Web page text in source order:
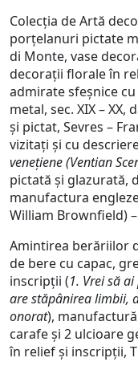
Colecția de Artă
porțelanuri pictate
di Monte, vase
decorații florale în
admirate sfeșnice
metal, sec. XIX –
și pictat, Sevres –
vizitați și cu
venețiene (Ventian
pictată și glazurată,
manufactura
William Brownfield)
Amintirea berăriilor
de bere cu capac,
inscripții (1. Vrei să
are stăpânirea limbii,
onorat),
carafe și 2 ulcioare
în relief și inscripții,